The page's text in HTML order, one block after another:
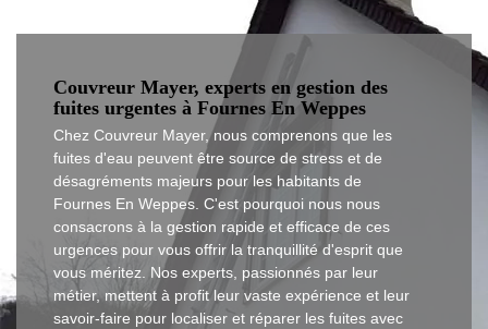
Couvreur Mayer, experts en gestion des
fuites urgentes à Fournes En Weppes
Chez Couvreur Mayer, nous comprenons que les
fuites d'eau peuvent être source de stress et de
désagréments majeurs pour les habitants de
Fournes En Weppes. C'est pourquoi nous nous
consacrons à la gestion rapide et efficace de ces
urgences pour vous offrir la tranquillité d'esprit que
vous méritez. Nos experts, passionnés par leur
métier, mettent à profit leur vaste expérience et leur
savoir-faire pour localiser et réparer les fuites avec